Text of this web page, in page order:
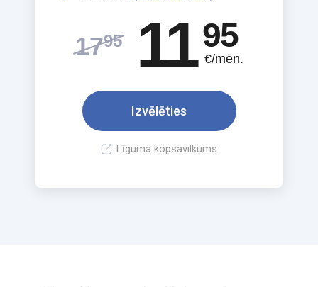
1795 1195
€/mēn.
Izvēlēties
Līguma kopsavilkums